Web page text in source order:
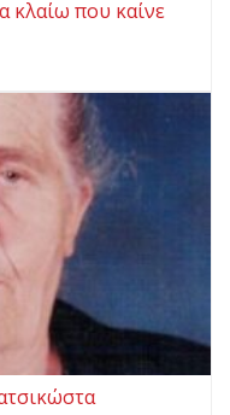
κλαίω που καίνε